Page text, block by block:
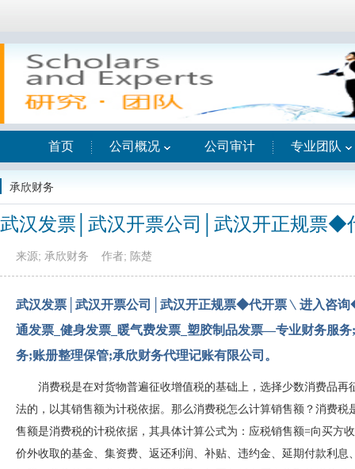
首页 公司概况 公司审计 专业团队
承欣财务
武汉发票│武汉开票公司│武汉开正规票
来源; 承欣财务 作者; 陈楚
武汉发票│武汉开票公司│武汉开正规票◆代开票﹨进入咨
通发票_健身发票_暖气费发票_塑胶制品发票—专业财务服
务;账册整理保管;承欣财务代理记账有限公司。
消费税是在对货物普遍征收增值税的基础上，选择少数消费品再
法的，以其销售额为计税依据。那么消费税怎么计算销售额？消
售额是消费税的计税依据，其具体计算公式为：应税销售额=向买方
价外收取的基金、集资费、返还利润、补贴、违约金、延期付款利息